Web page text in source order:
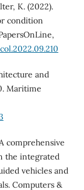
K. (2022).
condition
and
Maritime
comprehensive
the integrated
vehicles and
Computers &